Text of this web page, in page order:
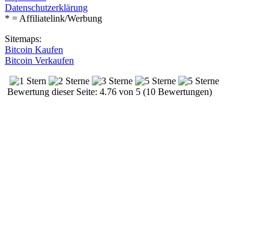
Datenschutzerklärung
* = Affiliatelink/Werbung
Sitemaps:
Bitcoin Kaufen
Bitcoin Verkaufen
Bewertung dieser Seite: 4.76 von 5 (10 Bewertungen)